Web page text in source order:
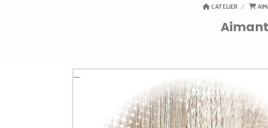
L'ATELIER